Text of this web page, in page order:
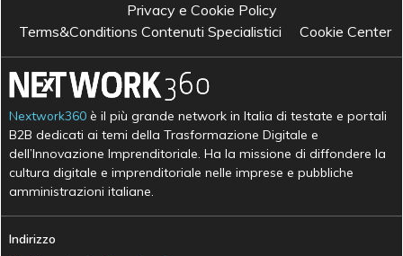
Privacy e Cookie Policy
Terms&Conditions Contenuti Specialistici
Cookie Center
Nextwork360 è il più grande network in Italia di testate e portali
B2B dedicati ai temi della Trasformazione Digitale e
dell’Innovazione Imprenditoriale. Ha la missione di diffondere la
cultura digitale e imprenditoriale nelle imprese e pubbliche
amministrazioni italiane.
Indirizzo